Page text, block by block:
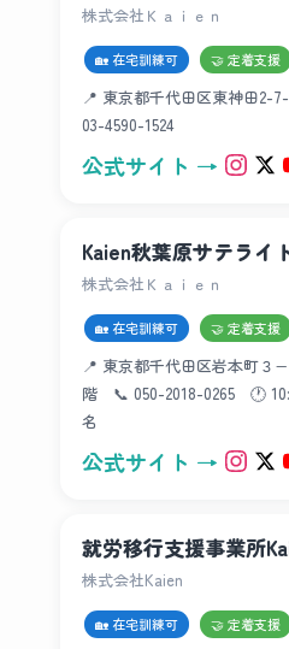
株式会社Ｋａｉｅｎ
🏡 在宅訓練可 🤝 定着支援
📍 東京都千代田区東神田
03-4590-1524
公式サイト →
Kaien秋葉原サテライ
株式会社Ｋａｉｅｎ
🏡 在宅訓練可 🤝 定着支援
📍 東京都千代田区岩本町３
階 📞 050-2018-0265 🕐
名
公式サイト →
就労移行支援事業所
株式会社Kaien
🏡 在宅訓練可 🤝 定着支援